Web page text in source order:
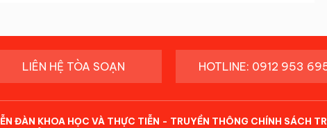
LIÊN HỆ TÒA SOẠN HOTLINE: 0912 953
ĐÀN KHOA HỌC VÀ THỰC TIỄN - TRUYỀN THÔNG CHÍNH SÁCH